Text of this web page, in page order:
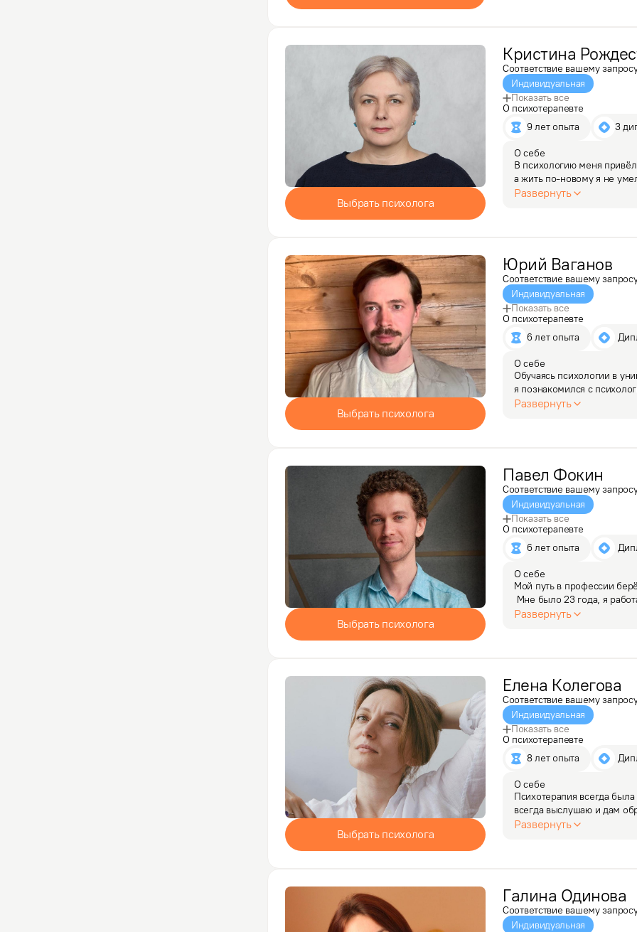
Выбрать психолога
Кристина
Соответствие вашему
Индивидуальная
Показать все
О психотерапевте
9 лет опыта
3
О себе
В психологию меня
а жить по-новому я не
я захотела разобраться
Развернуть
Выбрать психолога
Юрий Ваганов
Соответствие вашему
Индивидуальная
Показать все
О психотерапевте
6 лет опыта
О себе
Обучаясь психологии в
я познакомился с
я хочу заниматься в
Развернуть
Выбрать психолога
Павел Фокин
Соответствие вашему
Индивидуальная
Показать все
О психотерапевте
6 лет опыта
О себе
Мой путь в профессии
Мне было 23 года, я
в сторону смены
Развернуть
Выбрать психолога
Елена Колегова
Соответствие вашему
Индивидуальная
Показать все
О психотерапевте
8 лет опыта
О себе
Психотерапия всегда
всегда выслушаю и дам
психолога получила уже
Развернуть
Галина Одинова
Соответствие вашему
Индивидуальная